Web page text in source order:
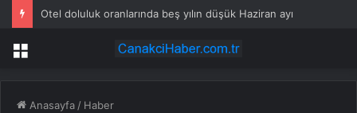
Otel doluluk oranlarında beş yılın düşük Haziran ayı
Menü
Anasayfa / Haber